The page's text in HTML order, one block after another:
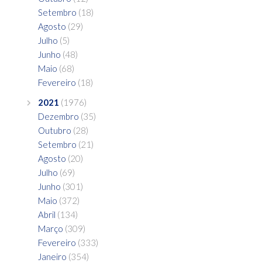
Setembro (18)
Agosto (29)
Julho (5)
Junho (48)
Maio (68)
Fevereiro (18)
2021 (1976)
Dezembro (35)
Outubro (28)
Setembro (21)
Agosto (20)
Julho (69)
Junho (301)
Maio (372)
Abril (134)
Março (309)
Fevereiro (333)
Janeiro (354)